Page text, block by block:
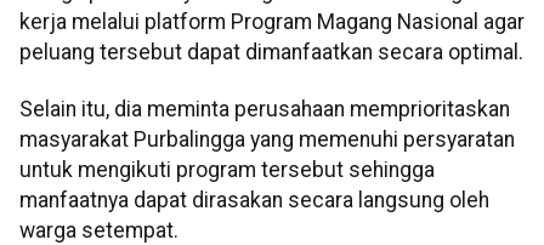
kerja melalui platform Program Magang Nasional agar
peluang tersebut dapat dimanfaatkan secara optimal.
Selain itu, dia meminta perusahaan memprioritaskan
masyarakat Purbalingga yang memenuhi persyaratan
untuk mengikuti program tersebut sehingga
manfaatnya dapat dirasakan secara langsung oleh
warga setempat.